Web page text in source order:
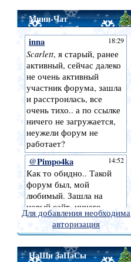
Мини-Чат
Для добавления необходима
авторизация
НаШи ЗаПаСы